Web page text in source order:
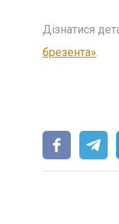
Дізнатися
брезента».